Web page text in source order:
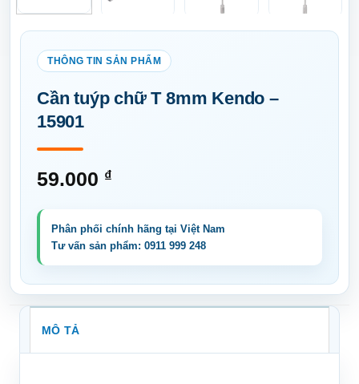
Cần tuýp chữ T 8mm Kendo –
15901
59.000 ₫
MÔ TẢ